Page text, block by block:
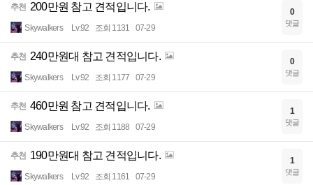
추천 200만원 참고 견적입니다.
Skywalkers Lv.92 조회 1131 07-29
0
댓글
추천 240만원대 참고 견적입니다.
Skywalkers Lv.92 조회 1177 07-29
0
댓글
추천 460만원 참고 견적입니다.
Skywalkers Lv.92 조회 1188 07-29
1
댓글
추천 190만원대 참고 견적입니다.
Skywalkers Lv.92 조회 1161 07-29
1
댓글